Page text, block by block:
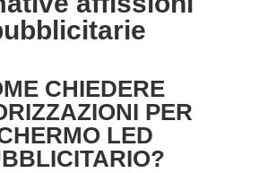
CHIEDERE
PER
LED